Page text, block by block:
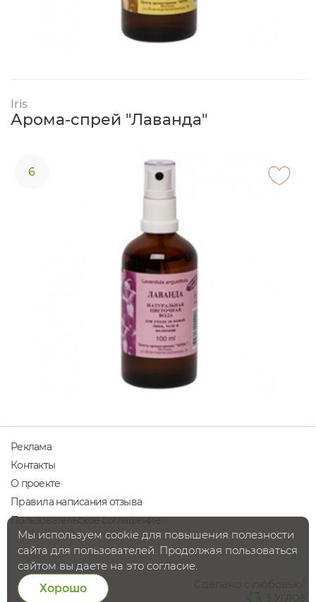
Iris
Арома-спрей "Лаванда"
6
Реклама
Контакты
О проекте
Правила написания отзыва
Пользовательское соглашение
Мы используем cookie для повышения полезности
сайта для пользователей. Продолжая пользоваться
сайтом вы даете на это согласие.
Хорошо